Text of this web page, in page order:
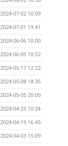
2024-07-02 10:09
2024-07-01 19:41
2024-06-06 10:00
2024-06-05 10:52
2024-05-17 12:22
2024-05-08 18:35
2024-05-05 20:00
2024-04-25 10:24
2024-04-19 16:45
2024-04-03 15:09